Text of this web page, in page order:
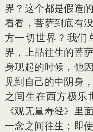
界？这个都是假造
看看，菩萨到底有
方一切世界？我们
界，上品往生的菩
身现起的时候，他
见到自己的中阴身
之间生在西方极乐
《观无量寿经》里
一念之间往生；即